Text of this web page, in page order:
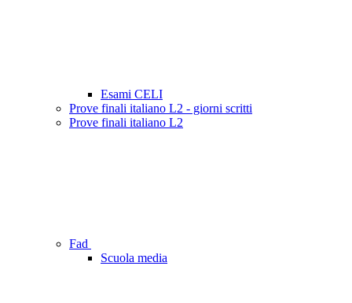
Esami CELI
Prove finali italiano L2 - giorni scritti
Prove finali italiano L2
Fad
Scuola media